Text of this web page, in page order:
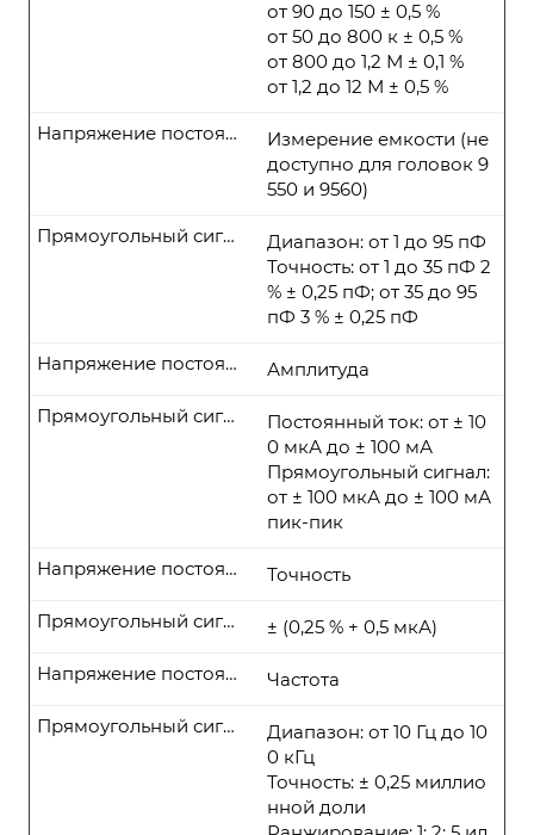
от 90 до 150 ± 0,5 %
от 50 до 800 к ± 0,5 %
от 800 до 1,2 М ± 0,1 %
от 1,2 до 12 М ± 0,5 %
Измерение емкости (не
доступно для головок 9
550 и 9560)
Напряжение постоянного тока
Диапазон: от 1 до 95 пФ
Точность: от 1 до 35 пФ 2
% ± 0,25 пФ; от 35 до 95
пФ 3 % ± 0,25 пФ
Прямоугольный сигнал
Амплитуда
Напряжение постоянного тока
Постоянный ток: от ± 10
0 мкА до ± 100 мА
Прямоугольный сигнал:
от ± 100 мкА до ± 100 мА
пик-пик
Прямоугольный сигнал
Точность
Напряжение постоянного тока
± (0,25 % + 0,5 мкА)
Прямоугольный сигнал
Частота
Напряжение постоянного тока
Диапазон: от 10 Гц до 10
0 кГц
Точность: ± 0,25 миллио
нной доли
Прямоугольный сигнал